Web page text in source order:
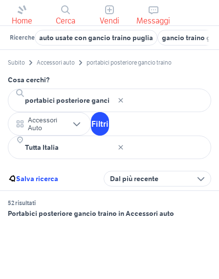
Home Cerca Vendi Messaggi
Ricerche auto usate con gancio traino puglia gancio traino golf
Subito Accessori auto portabici posteriore gancio traino
Cosa cerchi?
Accessori
Auto
Filtri
Salva ricerca Dal più recente
52 risultati
Portabici posteriore gancio traino in Accessori auto